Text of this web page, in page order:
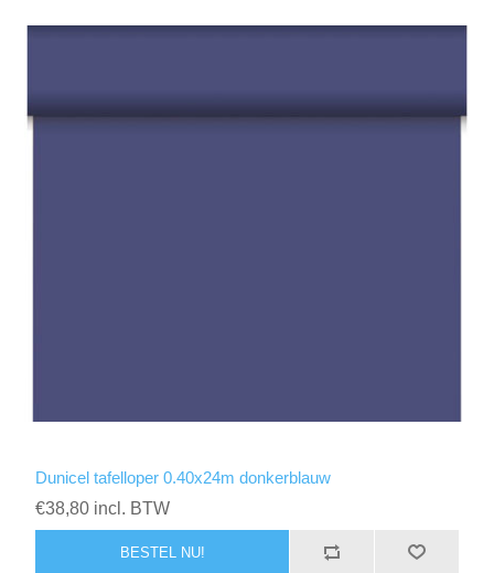
Dunicel tafelloper 0.40x24m donkerblauw
€38,80 incl. BTW